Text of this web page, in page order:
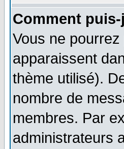
Comment
Vous ne
apparaissent
thème utilisé).
nombre de
membres. Par
administrateurs